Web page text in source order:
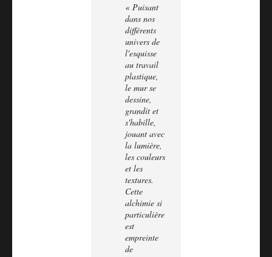
« Puisant
dans nos
différents
univers de
l'esquisse
au travail
plastique,
le mur se
dessine,
grandit et
s'habille,
jouant avec
la lumière,
les couleurs
et les
textures.
Cette
alchimie si
particulière
est
empreinte
de